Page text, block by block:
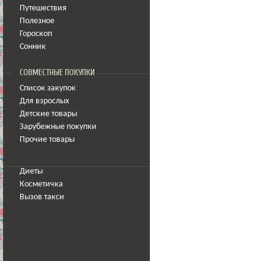
Путешествия
Полезное
Гороскоп
Сонник
СОВМЕСТНЫЕ ПОКУПКИ
Список закупок
Для взрослых
Детские товары
Зарубежные покупки
Прочие товары
Диеты
Косметичка
Вызов такси